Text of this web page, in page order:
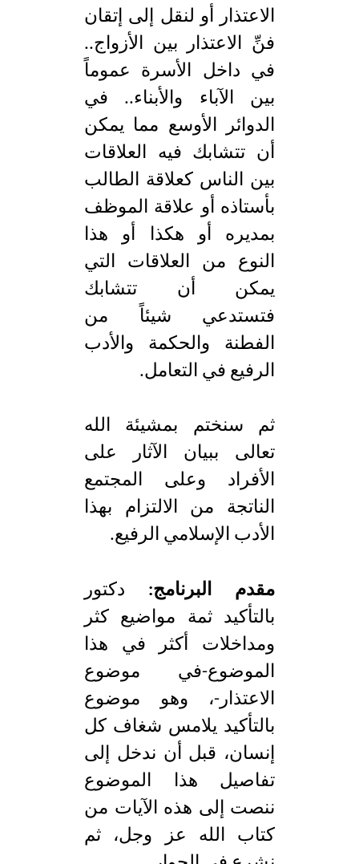
الاعتذار أو لنقل إلى إتقان
فنِّ الاعتذار بين الأزواج..
في داخل الأسرة عموماً
بين الآباء والأبناء.. في
الدوائر الأوسع مما يمكن
أن تتشابك فيه العلاقات
بين الناس كعلاقة الطالب
بأستاذه أو علاقة الموظف
بمديره أو هكذا أو هذا
النوع من العلاقات التي
يمكن أن تتشابك
فتستدعي شيئاً من
الفطنة والحكمة والأدب
الرفيع في التعامل.
ثم سنختم بمشيئة الله
تعالى ببيان الآثار على
الأفراد وعلى المجتمع
الناتجة من الالتزام بهذا
الأدب الإسلامي الرفيع.
مقدم البرنامج: دكتور
بالتأكيد ثمة مواضيع كثر
ومداخلات أكثر في هذا
الموضوع-في موضوع
الاعتذار-، وهو موضوع
بالتأكيد يلامس شغاف كل
إنسان، قبل أن ندخل إلى
تفاصيل هذا الموضوع
ننصت إلى هذه الآيات من
كتاب الله عز وجل، ثم